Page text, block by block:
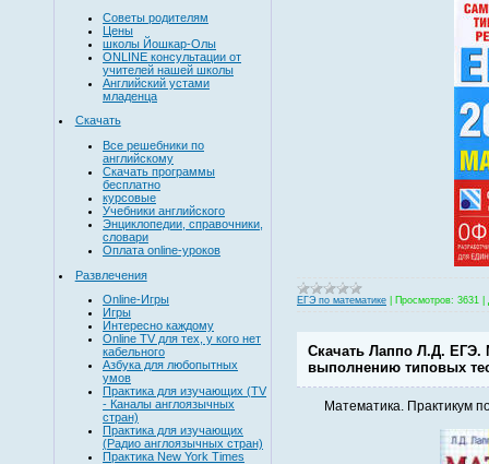
Советы родителям
Цены
школы Йошкар-Олы
ONLINE консультации от
учителей нашей школы
Английский устами
младенца
Скачать
Все решебники по
английскому
Скачать программы
бесплатно
курсовые
Учебники английского
Энциклопедии, справочники,
словари
Оплата online-уроков
Развлечения
Online-Игры
Игры
Интересно каждому
Online TV для тех, у кого нет
кабельного
Азбука для любопытных
умов
Практика для изучающих (TV
- Каналы англоязычных
стран)
Практика для изучающих
(Радио англоязычных стран)
Практика New York Times
ЕГЭ по математике Просмотров: 3631
Скачать Лаппо Л.Д. ЕГЭ.
выполнению типовых
Математика. Практикум